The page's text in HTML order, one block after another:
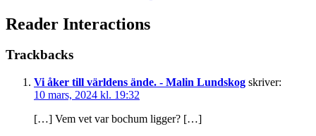
Reader Interactions
Trackbacks
Vi åker till världens ände. - Malin Lundskog skriver:
10 mars, 2024 kl. 19:32
[…] Vem vet var bochum ligger? […]